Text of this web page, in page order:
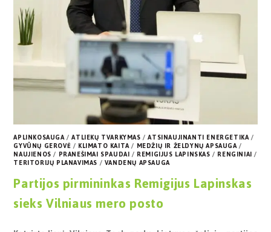
APLINKOSAUGA/ATLIEKŲ TVARKYMAS/ATSINAUJINANTI ENERGETIKA/
GYVŪNŲ GEROVĖ/ KLIMATO KAITA/ MEDŽIŲ IR ŽELDYNŲ APSAUGA/
NAUJIENOS/ PRANEŠIMAI SPAUDAI/ REMIGIJUS LAPINSKAS/ RENGINIAI/
TERITORIJŲ PLANAVIMAS/VANDENŲ APSAUGA
Partijos pirmininkas Remigijus Lapinskas
sieks Vilniaus mero posto